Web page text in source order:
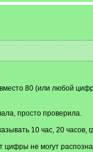
80 (или любой
просто проверила.
10 час, 20 часов,
цифры не могут